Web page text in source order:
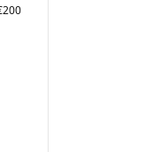
Prezzo
Prezzo